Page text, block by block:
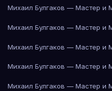
Михаил Булгаков — Мастер и
Михаил Булгаков — Мастер и
Михаил Булгаков — Мастер и
Михаил Булгаков — Мастер и
Михаил Булгаков — Мастер и